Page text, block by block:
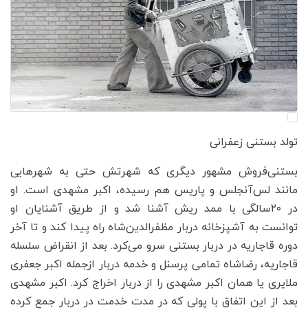
تولد بستنی زعفرانی
بستنی‌فروش مشهور دیگری که شهرتش حتی به شهرهایی
مانند لس‌آنجلس و پاریس هم رسیده، اکبر مشهدی است. او
در ۲۰‌سالگی با ممد ریش آشنا شد و از طریق آشنایان او
توانست به آشپزخانه دربار مظفرالدین‌شاه راه پیدا کند و تا آخر
دوره قاجاریه در دربار بستنی سرو می‌کرد. بعد از انقراض سلسله
قاجاریه، رضاشاه تمامی پرسنل و خدمه دربار ازجمله اکبر جعفری
ملایری یا همان اکبر مشهدی را از دربار اخراج کرد. اکبر مشهدی
بعد از این اتفاق با پولی که در مدت خدمت در دربار جمع کرده